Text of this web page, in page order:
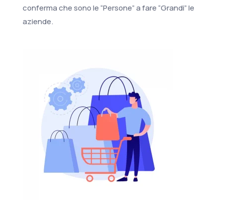
conferma che sono le “Persone” a fare “Grandi” le
aziende.